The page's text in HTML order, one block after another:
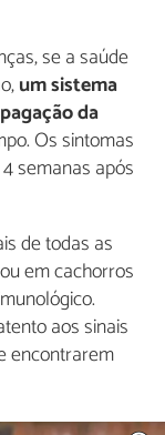
se a saúde
um sistema
da
Os sintomas
semanas após
de todas as
em cachorros
aos sinais
encontrarem